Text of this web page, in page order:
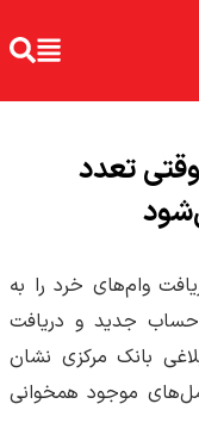
تعدد
وام‌های خرد را به
حساب جدید و دریافت
بانک مرکزی نشان
موجود همخوانی